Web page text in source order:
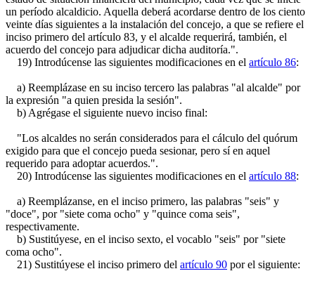
un período alcaldicio. Aquella deberá acordarse dentro de los ciento
veinte días siguientes a la instalación del concejo, a que se refiere el
inciso primero del artículo 83, y el alcalde requerirá, también, el
acuerdo del concejo para adjudicar dicha auditoría.".
19) Introdúcense las siguientes modificaciones en el artículo 86:
a) Reemplázase en su inciso tercero las palabras "al alcalde" por
la expresión "a quien presida la sesión".
b) Agrégase el siguiente nuevo inciso final:
"Los alcaldes no serán considerados para el cálculo del quórum
exigido para que el concejo pueda sesionar, pero sí en aquel
requerido para adoptar acuerdos.".
20) Introdúcense las siguientes modificaciones en el artículo 88:
a) Reemplázanse, en el inciso primero, las palabras "seis" y
"doce", por "siete coma ocho" y "quince coma seis",
respectivamente.
b) Sustitúyese, en el inciso sexto, el vocablo "seis" por "siete
coma ocho".
21) Sustitúyese el inciso primero del artículo 90 por el siguiente: